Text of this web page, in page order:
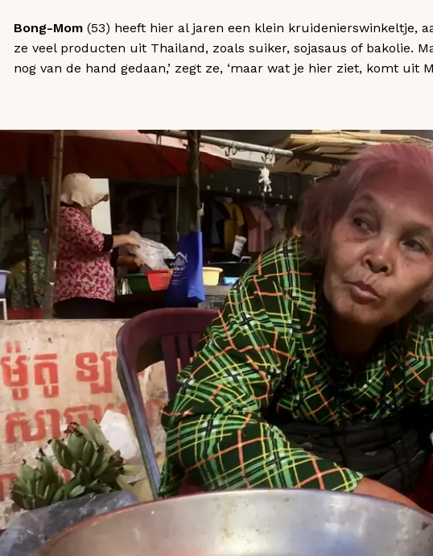
Bong-Mom (53) heeft hier al jaren een klein kruidenierswinkeltje,
ze veel producten uit Thailand, zoals suiker, sojasaus of bakolie.
nog van de hand gedaan,’ zegt ze, ‘maar wat je hier ziet, komt uit